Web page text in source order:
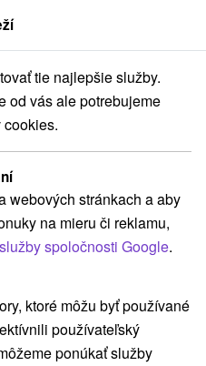
Podunajské múzeum v Komárne
v Komárne
do miesta
tie najlepšie služby.
od vás ale potrebujeme
webových stránkach a aby
na mieru či reklamu,
služby spoločnosti Google.
ktoré môžu byť používané
používateľský
ponúkať služby